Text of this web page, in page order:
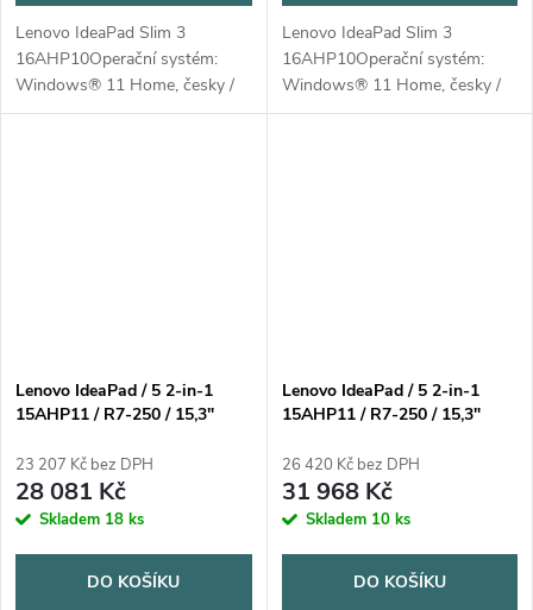
Lenovo IdeaPad Slim 3
16AHP10Operační systém:
Windows® 11 Home, česky /
slovensky / anglickyProcesor:
Lenovo IdeaPad Slim 3
16AHP10Operační systém:
Windows® 11 Home, česky /
slovensky / anglickyProcesor:
Lenovo IdeaPad / 5 2-in-1
15AHP11 / R7-250 / 15,3"
512GB / AMD int / W11H /
Blue / 2R
23 207 Kč bez DPH
28 081 Kč
Skladem 18 ks
DO KOŠÍKU
Lenovo IdeaPad / 5 2-in-1
15AHP11 / R7-250 / 15,3"
1TB / AMD int / W11H / Gray /
2R
26 420 Kč bez DPH
31 968 Kč
Skladem 10 ks
DO KOŠÍKU